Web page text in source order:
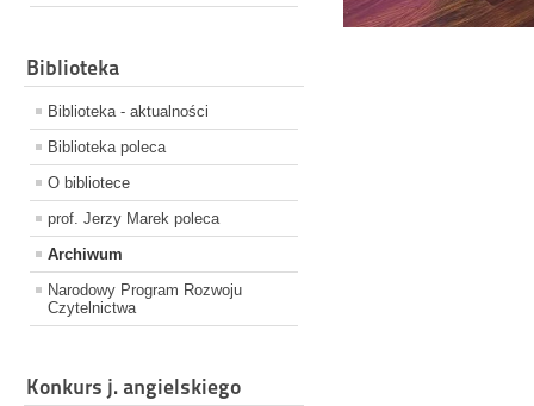
Biblioteka
Biblioteka - aktualności
Biblioteka poleca
O bibliotece
prof. Jerzy Marek poleca
Archiwum
Narodowy Program Rozwoju
Czytelnictwa
Konkurs j. angielskiego